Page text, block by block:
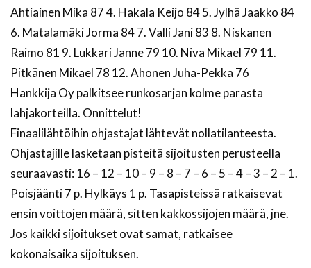
Ahtiainen Mika 87 4. Hakala Keijo 84 5. Jylhä Jaakko 84
6. Matalamäki Jorma 84 7. Valli Jani 83 8. Niskanen
Raimo 81 9. Lukkari Janne 79 10. Niva Mikael 79 11.
Pitkänen Mikael 78 12. Ahonen Juha-Pekka 76
Hankkija Oy palkitsee runkosarjan kolme parasta
lahjakorteilla. Onnittelut!
Finaalilähtöihin ohjastajat lähtevät nollatilanteesta.
Ohjastajille lasketaan pisteitä sijoitusten perusteella
seuraavasti: 16 – 12 – 10 – 9 – 8 – 7 – 6 – 5 – 4 – 3 – 2 – 1.
Poisjäänti 7 p. Hylkäys 1 p. Tasapisteissä ratkaisevat
ensin voittojen määrä, sitten kakkossijojen määrä, jne.
Jos kaikki sijoitukset ovat samat, ratkaisee
kokonaisaika sijoituksen.